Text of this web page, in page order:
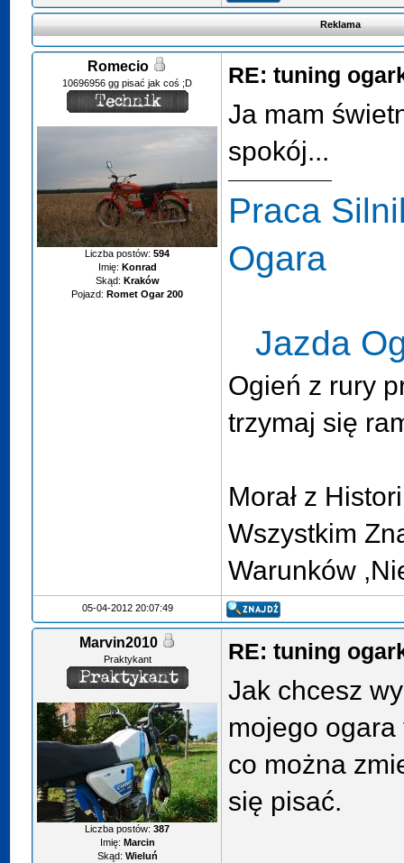
Reklama
Romecio
10696956 gg pisać jak coś ;D
Liczba postów:594
Imię: Konrad
Skąd: Kraków
Pojazd: Romet Ogar 200
RE: tuning
Ja mam
spokój...
Praca
Ogara
Jazda
Ogień z rury
trzymaj się
Morał z
Wszystkim
Warunków
05-04-2012 20:07:49
Marvin2010
Praktykant
Liczba postów:387
Imię: Marcin
Skąd: Wieluń
RE: tuning
Jak chcesz
mojego
co można
się pisać.